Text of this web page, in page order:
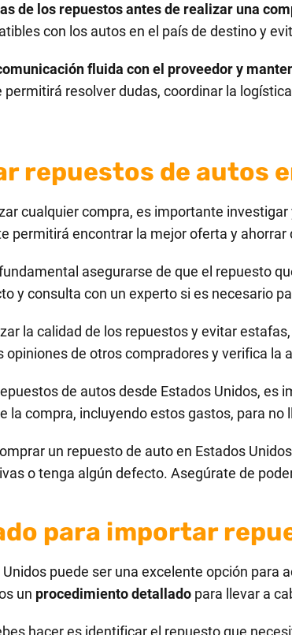
de los repuestos antes de realizar una
con los autos en el país de destino y
fluida con el proveedor y
resolver dudas, coordinar la
repuestos de autos
cualquier compra, es importante
permitirá encontrar la mejor oferta y ahorrar
asegurarse de que el repuesto
y consulta con un experto si es necesario
la calidad de los repuestos y evitar
de otros compradores y verifica la
de autos desde Estados Unidos, es
la compra, incluyendo estos gastos, para
un repuesto de auto en Estados
o tenga algún defecto. Asegúrate de
para importar
puede ser una excelente opción para
un procedimiento detallado para llevar a
hacer es identificar el repuesto que